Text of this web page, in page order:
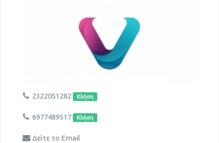
2322051282 Κλήση
6977489517 Κλήση
Δείτε το Email